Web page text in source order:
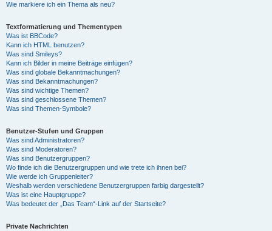
Wie markiere ich ein Thema als neu?
Textformatierung und Thementypen
Was ist BBCode?
Kann ich HTML benutzen?
Was sind Smileys?
Kann ich Bilder in meine Beiträge einfügen?
Was sind globale Bekanntmachungen?
Was sind Bekanntmachungen?
Was sind wichtige Themen?
Was sind geschlossene Themen?
Was sind Themen-Symbole?
Benutzer-Stufen und Gruppen
Was sind Administratoren?
Was sind Moderatoren?
Was sind Benutzergruppen?
Wo finde ich die Benutzergruppen und wie trete ich ihnen bei?
Wie werde ich Gruppenleiter?
Weshalb werden verschiedene Benutzergruppen farbig dargestellt?
Was ist eine Hauptgruppe?
Was bedeutet der „Das Team“-Link auf der Startseite?
Private Nachrichten